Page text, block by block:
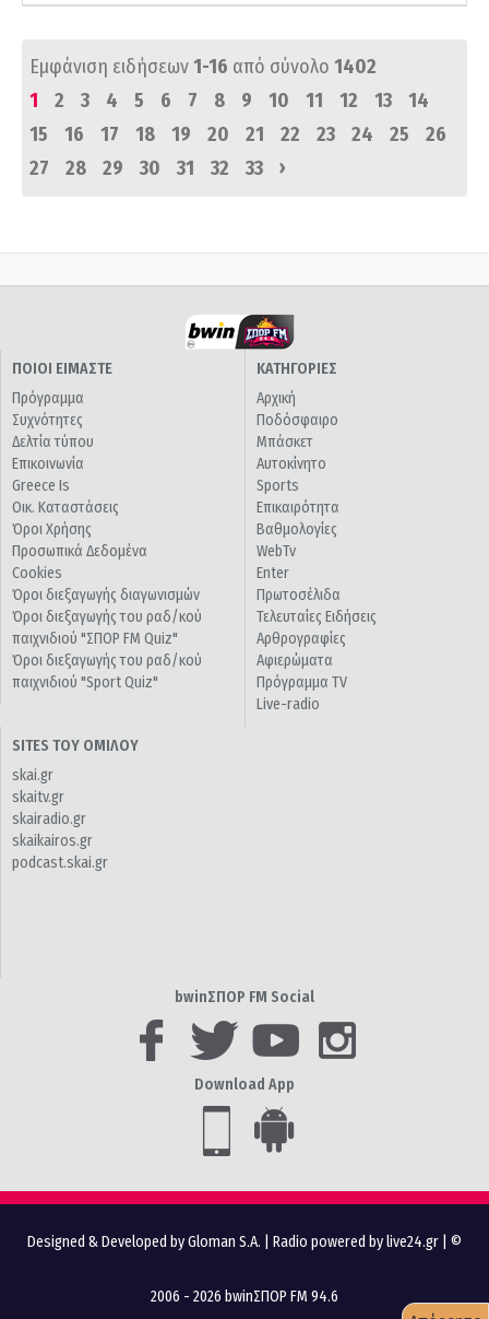
Εμφάνιση ειδήσεων1-16 από σύνολο 1402
1
2 3 4 5 6 7 8 9 10 11 12 13
14
15
16 17 18 19 20 21 22 23 24 25
26
27
28 29 30 31 32 33 ›
ΠΟΙΟΙ ΕΙΜΑΣΤΕ
Πρόγραμμα
Συχνότητες
Δελτία τύπου
Επικοινωνία
Greece Is
Οικ. Καταστάσεις
Όροι Χρήσης
Προσωπικά Δεδομένα
Cookies
Όροι διεξαγωγής διαγωνισμών
Όροι διεξαγωγής του ραδ/κού
παιχνιδιού "ΣΠΟΡ FM Quiz"
Όροι διεξαγωγής του ραδ/κού
παιχνιδιού "Sport Quiz"
ΚΑΤΗΓΟΡΙΕΣ
Αρχική
Ποδόσφαιρο
Μπάσκετ
Αυτοκίνητο
Sports
Επικαιρότητα
Βαθμολογίες
WebTv
Enter
Πρωτοσέλιδα
Τελευταίες Ειδήσεις
Αρθρογραφίες
Αφιερώματα
Πρόγραμμα TV
Live-radio
SITES ΤΟΥ ΟΜΙΛΟΥ
skai.gr
skaitv.gr
skairadio.gr
skaikairos.gr
podcast.skai.gr
bwinΣΠΟΡ FM Social
Download App
Designed & Developed by Gloman S.A. Radio powered by live24.gr | ©
2006 - 2026 bwinΣΠΟΡ FM 94.6